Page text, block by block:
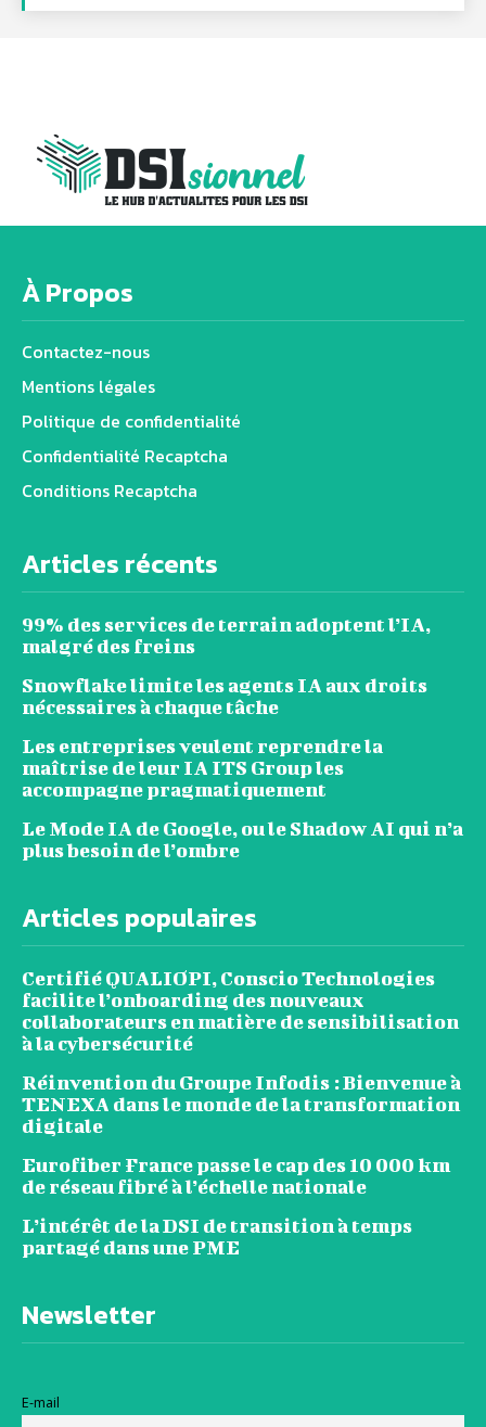
À Propos
Contactez-nous
Mentions légales
Politique de confidentialité
Confidentialité Recaptcha
Conditions Recaptcha
Articles récents
99% des services de terrain adoptent l’IA,
malgré des freins
Snowflake limite les agents IA aux droits
nécessaires à chaque tâche
Les entreprises veulent reprendre la
maîtrise de leur IA ITS Group les
accompagne pragmatiquement
Le Mode IA de Google, ou le Shadow AI qui n’a
plus besoin de l’ombre
Articles populaires
Certifié QUALIOPI, Conscio Technologies
facilite l’onboarding des nouveaux
collaborateurs en matière de sensibilisation
à la cybersécurité
Réinvention du Groupe Infodis : Bienvenue à
TENEXA dans le monde de la transformation
digitale
Eurofiber France passe le cap des 10 000 km
de réseau fibré à l’échelle nationale
L’intérêt de la DSI de transition à temps
partagé dans une PME
Newsletter
E-mail